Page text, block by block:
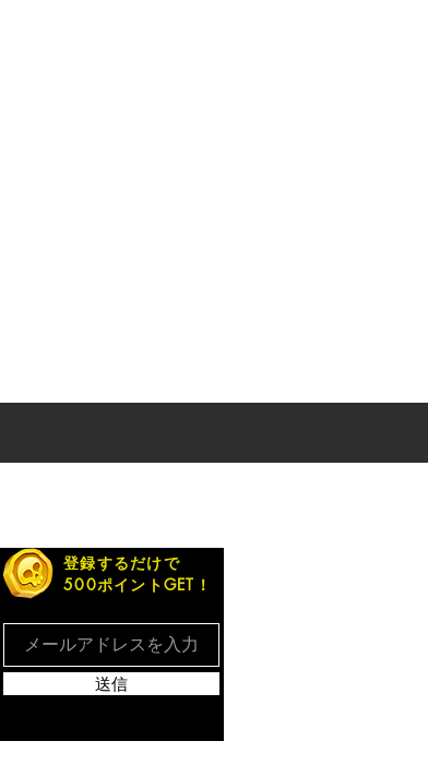
登録するだけで
500ポイントGET！
送信